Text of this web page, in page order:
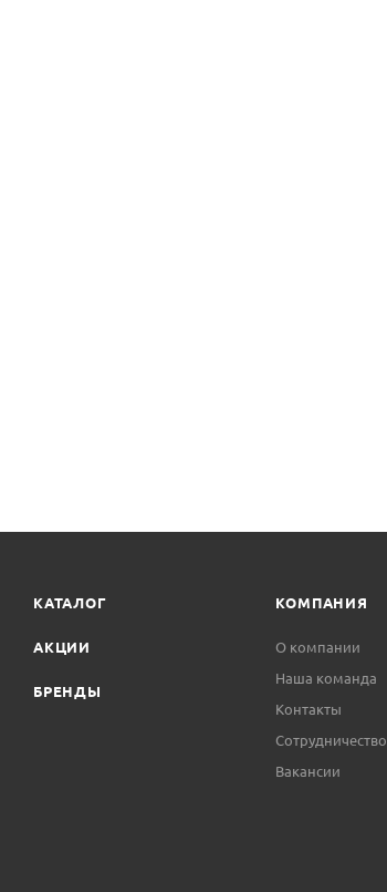
КАТАЛОГ
АКЦИИ
БРЕНДЫ
КОМПАНИЯ
О компании
Наша команда
Контакты
Сотрудничество
Вакансии